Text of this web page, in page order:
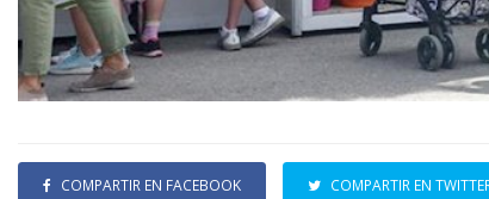
COMPARTIR EN FACEBOOK COMPARTIR EN